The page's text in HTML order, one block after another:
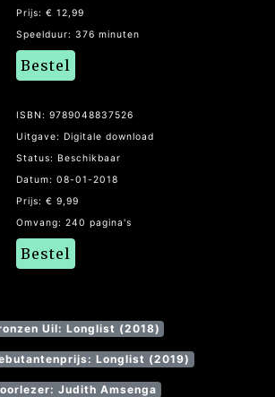
Prijs: € 12,99
Speelduur: 376 minuten
Bestel
ISBN: 9789048837526
Uitgave: Digitale download
Status: Beschikbaar
Datum: 08-01-2018
Prijs: € 9,99
Omvang: 240 pagina's
Bestel
Uil: Longlist (2018)
Longlist (2019)
Judith Amsenga